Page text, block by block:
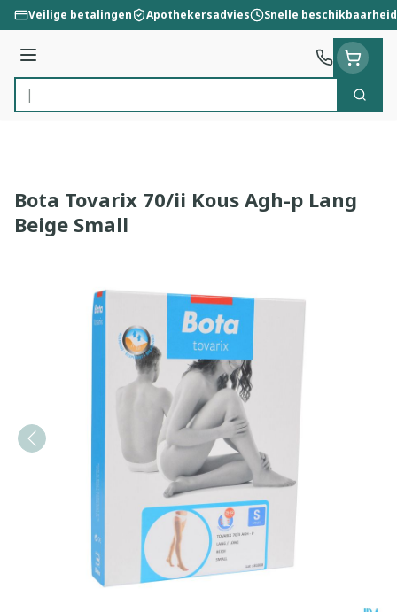
Ga naar de inhoud
Veilige betalingen Apothekersadvies Snelle beschikbaarheid
Menu
Product, merk, categorie...
Zoek
Bota Tovarix 70/ii Kous Agh-p Lang
Beige Small